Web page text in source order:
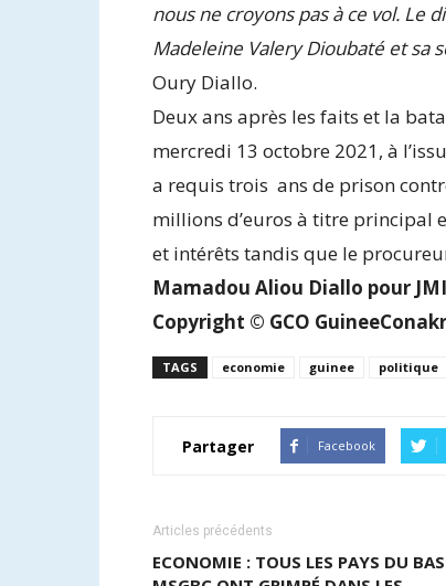
nous ne croyons pas à ce vol. Le
Madeleine Valery Dioubaté et sa
Oury Diallo.
Deux ans après les faits et la
mercredi 13 octobre 2021, à
a requis trois ans de prison
millions d’euros à titre principal
et intérêts tandis que le
Mamadou Aliou Diallo pour JMI
Copyright © GCO
TAGS economie guinee politique
Partager Facebook
Articles précédents
ECONOMIE : TOUS LES PAYS DU